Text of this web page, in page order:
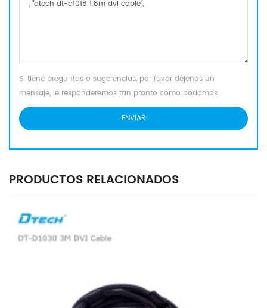
Si tiene preguntas o sugerencias, por favor déjenos un
mensaje, le responderemos tan pronto como podamos.
PRODUCTOS RELACIONADOS